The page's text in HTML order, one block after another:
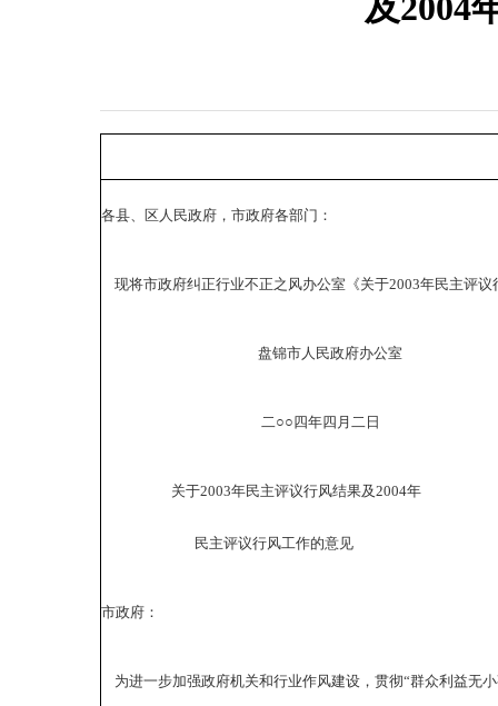
各县、区人民政府，市政府各部门：
现将市政府纠正行业不正之风办公室《关于2003年民主评
盘锦市人民政府办公室
二○○四年四月二日
关于2003年民主评议行风结果及2004年
民主评议行风工作的意见
市政府：
为进一步加强政府机关和行业作风建设，贯彻“群众利益无